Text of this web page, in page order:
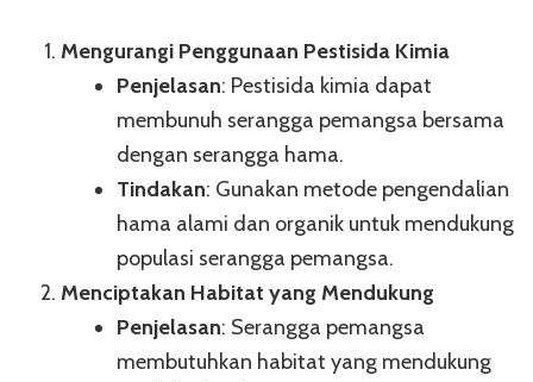
Mengurangi Penggunaan Pestisida Kimia
Penjelasan: Pestisida kimia dapat
membunuh serangga pemangsa bersama
dengan serangga hama.
Tindakan: Gunakan metode pengendalian
hama alami dan organik untuk mendukung
populasi serangga pemangsa.
Menciptakan Habitat yang Mendukung
Penjelasan: Serangga pemangsa
membutuhkan habitat yang mendukung